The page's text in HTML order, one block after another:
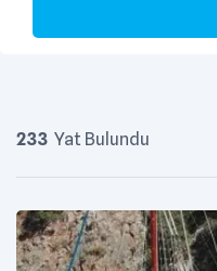
233 Yat Bulundu